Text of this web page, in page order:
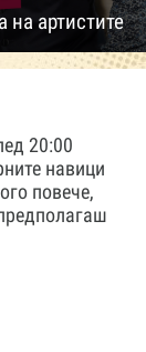
артистите
20:00
навици
повече,